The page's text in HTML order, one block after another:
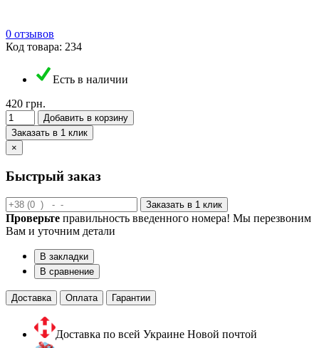
0 отзывов
Код товара: 234
Есть в наличии
420 грн.
Добавить в корзину
Заказать в 1 клик
×
Быстрый заказ
Заказать в 1 клик
Проверьте правильность введенного номера! Мы перезвоним
Вам и уточним детали
В закладки
В сравнение
Доставка Оплата Гарантии
Доставка по всей Украине Новой почтой